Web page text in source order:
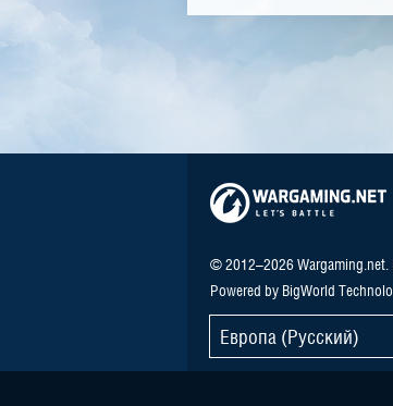
© 2012–2026
Powered by BigWorld
Европа (Русский)